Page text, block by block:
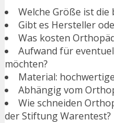
Welche Größe ist
Gibt es Hersteller
Was kosten
Aufwand für
möchten?
Material:
Abhängig vom
Wie schneiden
der Stiftung Warentest?